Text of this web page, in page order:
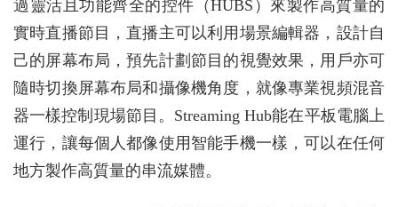
過靈活且功能齊全的控件（HUBS）來製作高質量的
實時直播節目，直播主可以利用場景編輯器，設計自
己的屏幕布局，預先計劃節目的視覺效果，用戶亦可
隨時切換屏幕布局和攝像機角度，就像專業視頻混音
器一樣控制現場節目。Streaming Hub能在平板電腦上
運行，讓每個人都像使用智能手機一樣，可以在任何
地方製作高質量的串流媒體。